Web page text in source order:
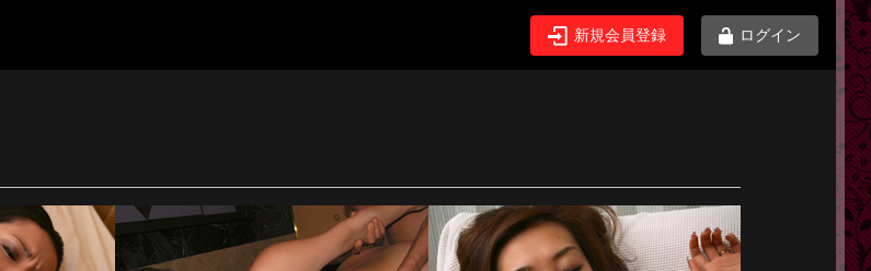
新規会員登録 ログイン